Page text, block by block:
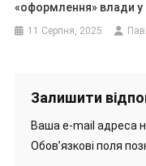
«оформлення» влади у
11 Серпня, 2025
Залишити
Ваша e-mail адреса
Обов’язкові поля